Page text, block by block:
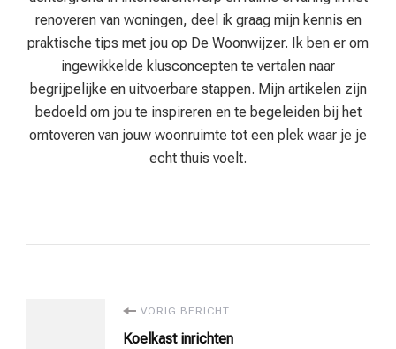
renoveren van woningen, deel ik graag mijn kennis en
praktische tips met jou op De Woonwijzer. Ik ben er om
ingewikkelde klusconcepten te vertalen naar
begrijpelijke en uitvoerbare stappen. Mijn artikelen zijn
bedoeld om jou te inspireren en te begeleiden bij het
omtoveren van jouw woonruimte tot een plek waar je je
echt thuis voelt.
Bericht VORIG BERICHT
Koelkast inrichten